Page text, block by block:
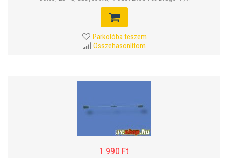
Parkolóba teszem
Összehasonlítom
1 990 Ft